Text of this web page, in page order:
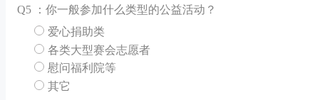
Q5 ：你一般参加什么类型的公益活动？
爱心捐助类
各类大型赛会志愿者
慰问福利院等
其它